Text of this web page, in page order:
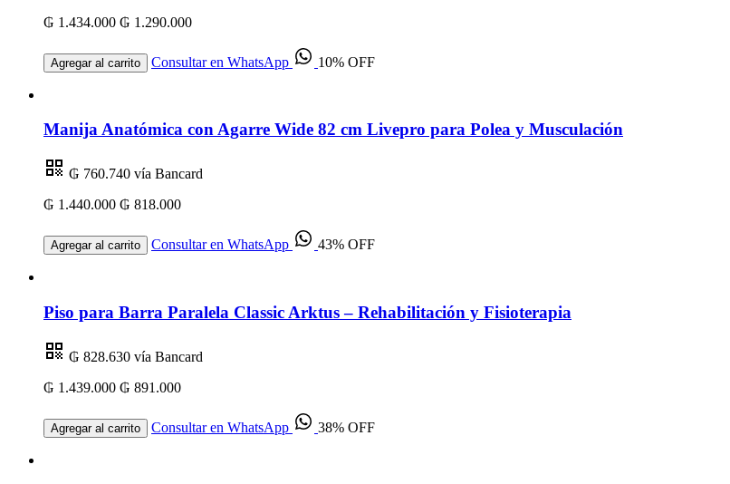
₲ 1.434.000 ₲ 1.290.000
Agregar al carrito Consultar en WhatsApp 10% OFF
Manija Anatómica con Agarre Wide 82 cm Livepro para Polea y Musculación
₲ 760.740 vía Bancard
₲ 1.440.000 ₲ 818.000
Agregar al carrito Consultar en WhatsApp 43% OFF
Piso para Barra Paralela Classic Arktus – Rehabilitación y Fisioterapia
₲ 828.630 vía Bancard
₲ 1.439.000 ₲ 891.000
Agregar al carrito Consultar en WhatsApp 38% OFF